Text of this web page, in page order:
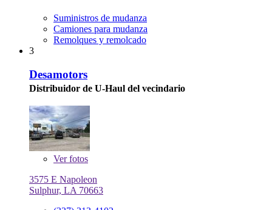
Suministros de mudanza
Camiones para mudanza
Remolques y remolcado
3
Desamotors
Distribuidor de U-Haul del vecindario
Verfotos
3575 E Napoleon
Sulphur, LA 70663